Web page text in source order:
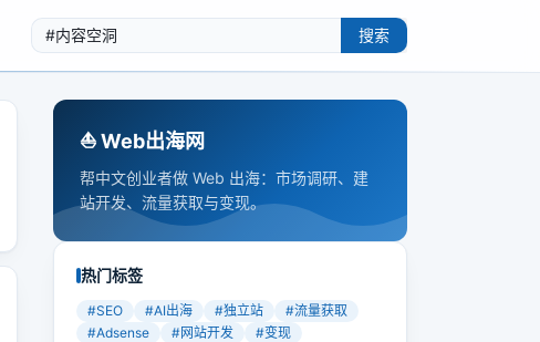
搜索
⛵️ Web出海网
帮中文创业者做 Web 出海：市场调研、建
站开发、流量获取与变现。
热门标签
#SEO #AI出海 #独立站 #流量获取
#Adsense #网站开发 #变现